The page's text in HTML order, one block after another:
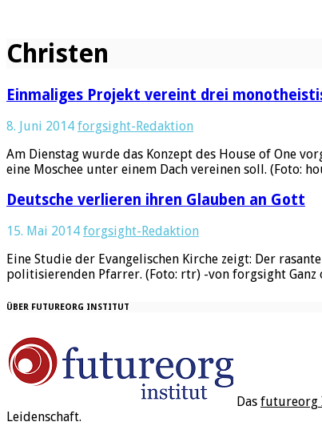
Christen
Einmaliges Projekt vereint drei
8. Juni 2014 forgsight-Redaktion
Am Dienstag wurde das Konzept des House of One
eine Moschee unter einem Dach vereinen soll. (Foto:
Deutsche verlieren ihren Glauben an Gott
15. Mai 2014 forgsight-Redaktion
Eine Studie der Evangelischen Kirche zeigt: Der
politisierenden Pfarrer. (Foto: rtr) -von forgsight Ganz
ÜBER FUTUREORG INSTITUT
Das futureorg
Leidenschaft.